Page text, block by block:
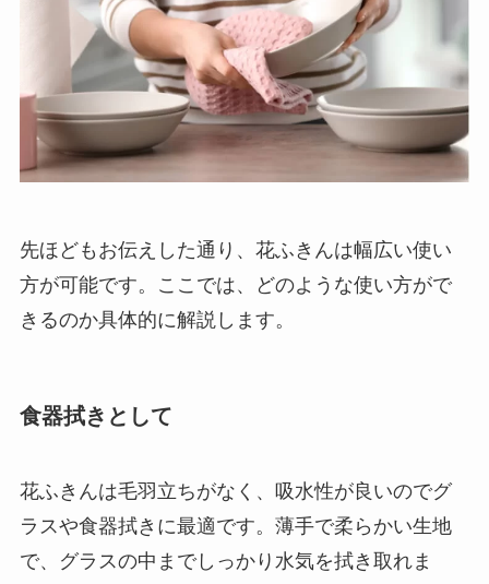
先ほどもお伝えした通り、花ふきんは幅広い使い
方が可能です。ここでは、どのような使い方がで
きるのか具体的に解説します。
食器拭きとして
花ふきんは毛羽立ちがなく、吸水性が良いのでグ
ラスや食器拭きに最適です。薄手で柔らかい生地
で、グラスの中までしっかり水気を拭き取れま